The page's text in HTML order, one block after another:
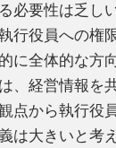
必要性は乏し
行役員への権
に全体的な方
、経営情報を
点から執行役
は大きいと考